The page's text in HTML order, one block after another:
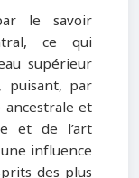
le savoir
ce qui
supérieur
puisant, par
et
et de l’art
influence
des plus